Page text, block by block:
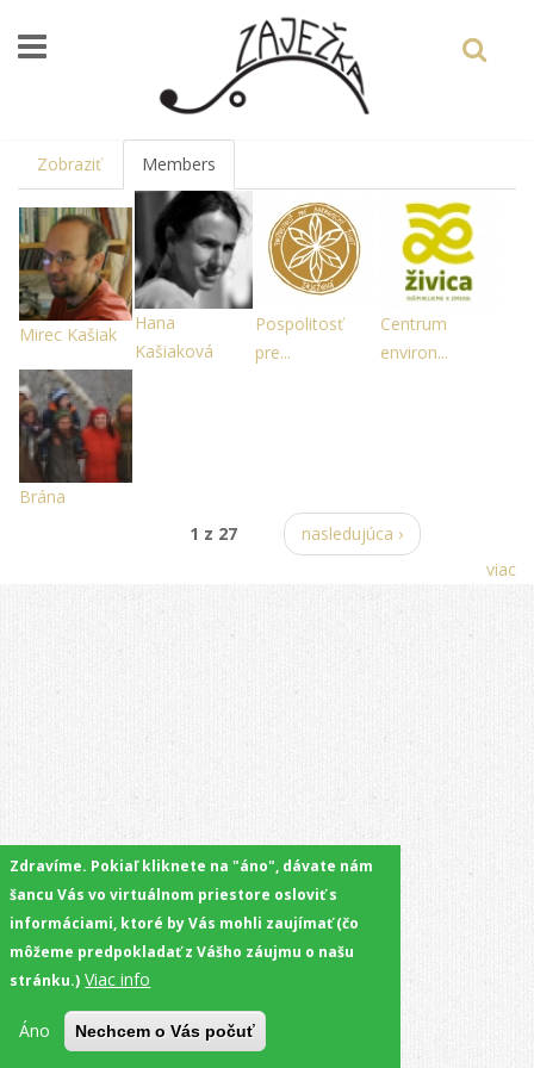
Zobraziť Members
karta)
Mirec Kašiak
Hana
Kašiaková
Pospolitosť
pre...
Centrum
environ...
Brána
1 z 27
nasledujúca ›
viac
Zdravíme. Pokiaľ kliknete na "áno", dávate nám
šancu Vás vo virtuálnom priestore osloviť s
informáciami, ktoré by Vás mohli zaujímať (čo
môžeme predpokladať z Vášho záujmu o našu
stránku.) Viac info
Áno Nechcem o Vás počuť